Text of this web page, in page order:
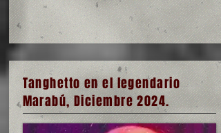
Tanghetto en el legendario
Marabú, Diciembre 2024.